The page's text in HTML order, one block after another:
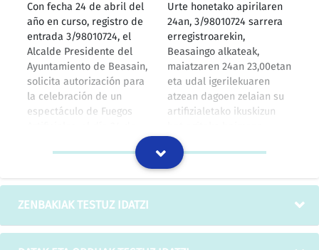
Con fecha 24 de abril del
año en curso, registro de
entrada 3/98010724, el
Alcalde Presidente del
Ayuntamiento de Beasain,
solicita autorización para
la celebración de un
espectáculo de Fuegos
desde la campa situada
Municipales.
Urte honetako apirilaren
24an, 3/98010724 sarrera
erregistroarekin,
Beasaingo alkateak,
maiatzaren 24an 23,00etan
eta udal igerilekuaren
atzean dagoen zelaian su
artifizialetako ikuskizun
eskatu zuen.
IZOko itzulpen-memoria
ZENBAKIAK TESTUZ IDATZI